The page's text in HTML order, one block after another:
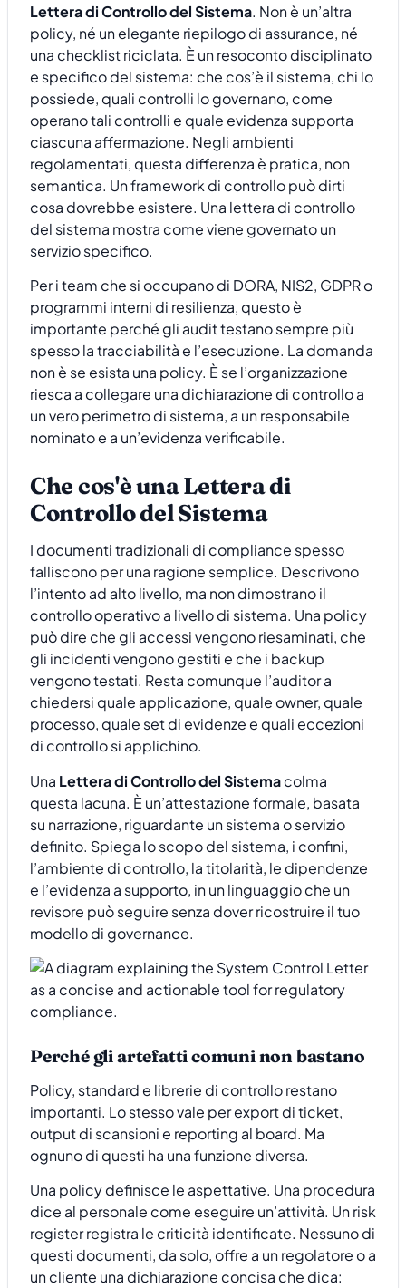
Lettera di Controllo del Sistema. Non è un’altra
policy, né un elegante riepilogo di assurance, né
una checklist riciclata. È un resoconto disciplinato
e specifico del sistema: che cos’è il sistema, chi lo
possiede, quali controlli lo governano, come
operano tali controlli e quale evidenza supporta
ciascuna affermazione. Negli ambienti
regolamentati, questa differenza è pratica, non
semantica. Un framework di controllo può dirti
cosa dovrebbe esistere. Una lettera di controllo
del sistema mostra come viene governato un
servizio specifico.
Per i team che si occupano di DORA, NIS2, GDPR o
programmi interni di resilienza, questo è
importante perché gli audit testano sempre più
spesso la tracciabilità e l’esecuzione. La domanda
non è se esista una policy. È se l’organizzazione
riesca a collegare una dichiarazione di controllo a
un vero perimetro di sistema, a un responsabile
nominato e a un’evidenza verificabile.
Che cos'è una Lettera di
Controllo del Sistema
I documenti tradizionali di compliance spesso
falliscono per una ragione semplice. Descrivono
l’intento ad alto livello, ma non dimostrano il
controllo operativo a livello di sistema. Una policy
può dire che gli accessi vengono riesaminati, che
gli incidenti vengono gestiti e che i backup
vengono testati. Resta comunque l’auditor a
chiedersi quale applicazione, quale owner, quale
processo, quale set di evidenze e quali eccezioni
di controllo si applichino.
Una Lettera di Controllo del Sistemacolma
questa lacuna. È un’attestazione formale, basata
su narrazione, riguardante un sistema o servizio
definito. Spiega lo scopo del sistema, i confini,
l’ambiente di controllo, la titolarità, le dipendenze
e l’evidenza a supporto, in un linguaggio che un
revisore può seguire senza dover ricostruire il tuo
modello di governance.
Perché gli artefatti comuni non bastano
Policy, standard e librerie di controllo restano
importanti. Lo stesso vale per export di ticket,
output di scansioni e reporting al board. Ma
ognuno di questi ha una funzione diversa.
Una policy definisce le aspettative. Una procedura
dice al personale come eseguire un’attività. Un risk
register registra le criticità identificate. Nessuno di
questi documenti, da solo, offre a un regolatore o a
un cliente una dichiarazione concisa che dica: